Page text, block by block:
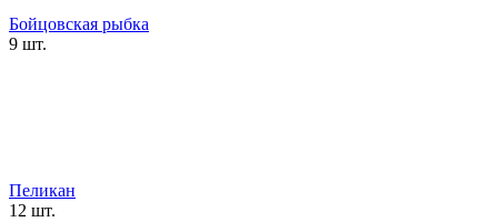
Бойцовская рыбка
9 шт.
Пеликан
12 шт.